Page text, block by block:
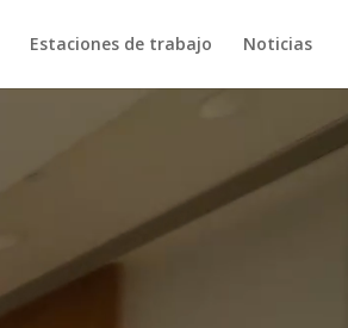
Estaciones de trabajo Noticias